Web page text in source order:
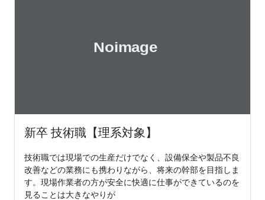
新卒 技術職【理系対象】
技術職では現場での生産だけでなく、設備保全や製品不良
改善などの業務にも携わりながら、将来の幹部を目指しま
す。現場作業者の方が安全に快適に仕事ができているのを
見ることは大きなやりが